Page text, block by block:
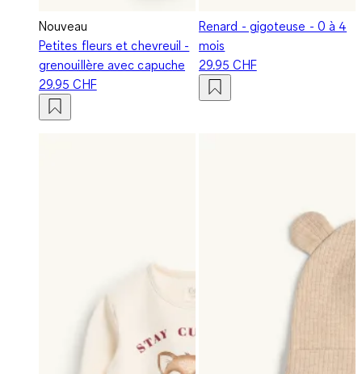
Nouveau
Petites fleurs et chevreuil -
grenouillère avec capuche
29.95 CHF
Renard - gigoteuse - 0 à 4
mois
29.95 CHF